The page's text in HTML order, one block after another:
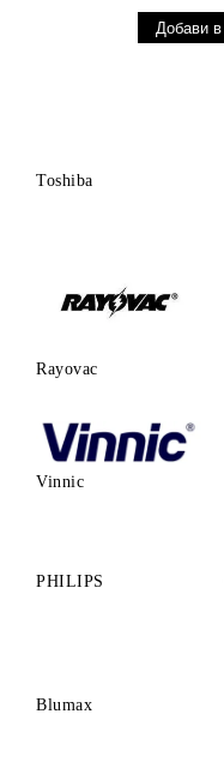
Toshiba
Rayovac
Vinnic
PHILIPS
Blumax